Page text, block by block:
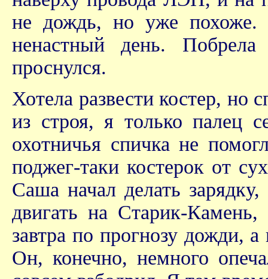
не дождь, но уже похоже.
ненастный день.
проснулся.
Хотела развести костер, но
из строя, я только палец
охотничья спичка не
поджег-таки костерок от
Саша начал делать
двигать на Старик-
завтра по прогнозу дожди,
Он, конечно, немного